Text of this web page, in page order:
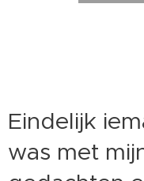
Eindelijk
was met